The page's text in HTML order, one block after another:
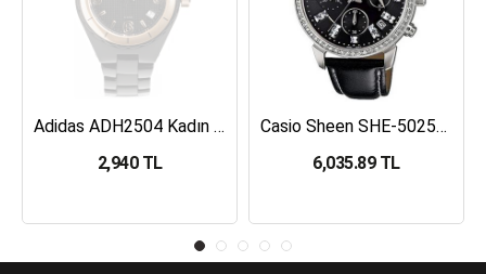
Adidas ADH2504 Kadın Kol Saati
2,940 TL
Casio Sheen SHE-5025BL-1ADR Kadın Kol Saati
6,035.89 TL